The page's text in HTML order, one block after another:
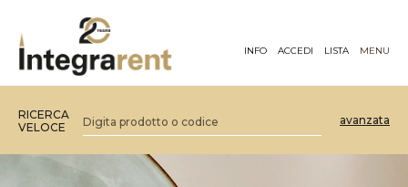
INFO ACCEDI LISTA MENU
RICERCA
VELOCE
avanzata